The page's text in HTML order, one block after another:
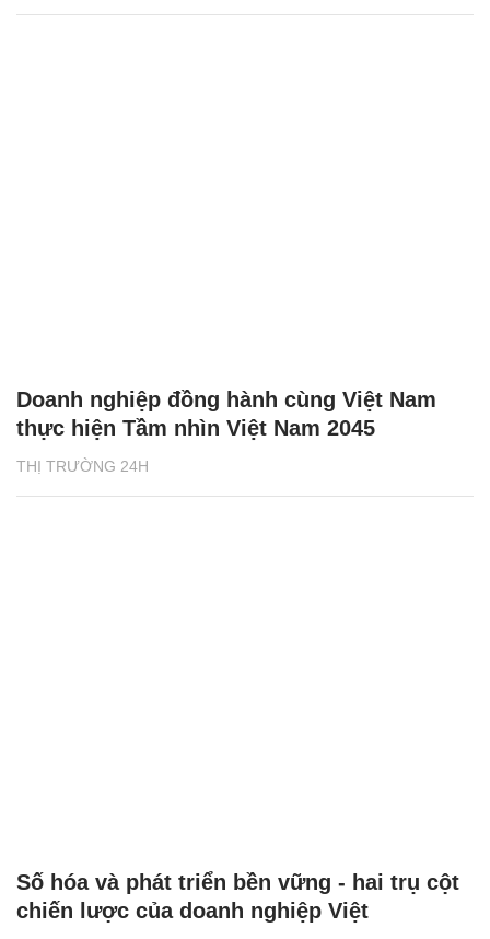
THỊ TRƯỜNG 24H
Doanh nghiệp đồng hành cùng Việt Nam
thực hiện Tầm nhìn Việt Nam 2045
Số hóa và phát triển bền vững - hai trụ cột
chiến lược của doanh nghiệp Việt